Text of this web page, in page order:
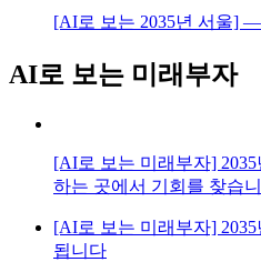
[AI로 보는 2035년 서울]
AI로 보는 미래부자
[AI로 보는 미래부자]
하는 곳에서 기회를 찾습
[AI로 보는 미래부자]
됩니다